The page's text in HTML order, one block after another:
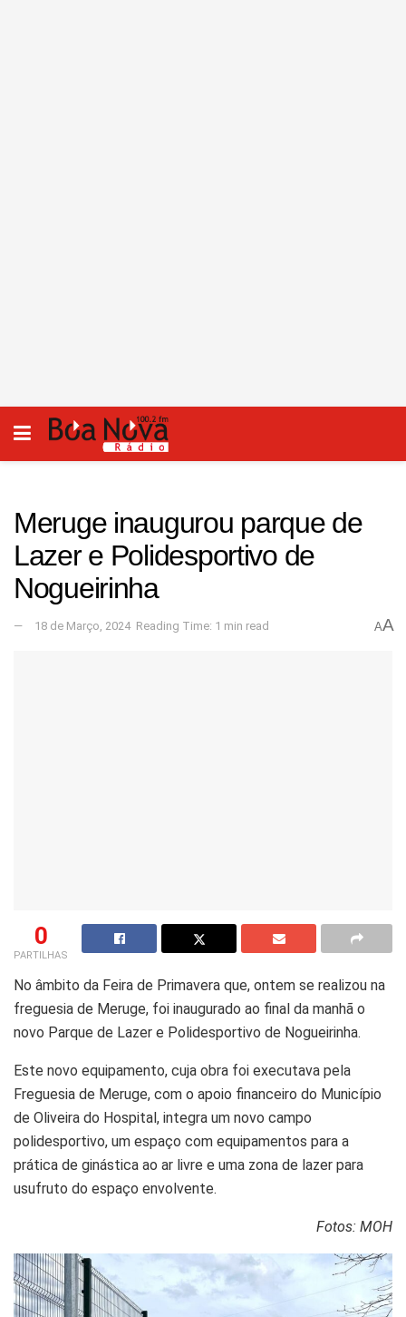
Meruge inaugurou parque de
Lazer e Polidesportivo de
Nogueirinha
18 de Março, 2024 Reading Time: 1 min read AA
0
PARTILHAS
No âmbito da Feira de Primavera que, ontem se realizou na
freguesia de Meruge, foi inaugurado ao final da manhã o
novo Parque de Lazer e Polidesportivo de Nogueirinha.
Este novo equipamento, cuja obra foi executava pela
Freguesia de Meruge, com o apoio financeiro do Município
de Oliveira do Hospital, integra um novo campo
polidesportivo, um espaço com equipamentos para a
prática de ginástica ao ar livre e uma zona de lazer para
usufruto do espaço envolvente.
Fotos: MOH